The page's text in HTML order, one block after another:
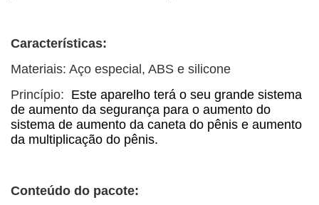
Características:
Materiais: Aço especial, ABS e silicone
Princípio: Este aparelho terá o seu grande sistema
de aumento da segurança para o aumento do
sistema de aumento da caneta do pênis e aumento
da multiplicação do pênis.
Conteúdo do pacote: